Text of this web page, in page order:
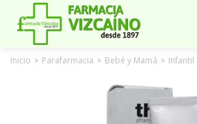
Inicio > Parafarmacia > Bebé y Mamá > Infantil